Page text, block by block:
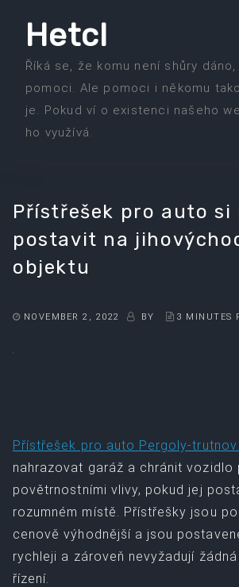
Hetcl
Říká se, že komu není shůry
pomoci. Ale pomoci i někomu
je. Pokud ví o existenci našeho
ho využívá.
Přístřešek pro auto si
postavit na
objektu
NOVEMBER 2, 2022 BY 3 MINUTES
Přístřešek pro auto Pergoly-
nahrazovat garáž a chránit vozidlo
povětrnostními vlivy, pokud jej
rozumném místě. Přístřešky jsou
cenově výhodnější a jsou
rychleji a zároveň nevyžadují
řízení.